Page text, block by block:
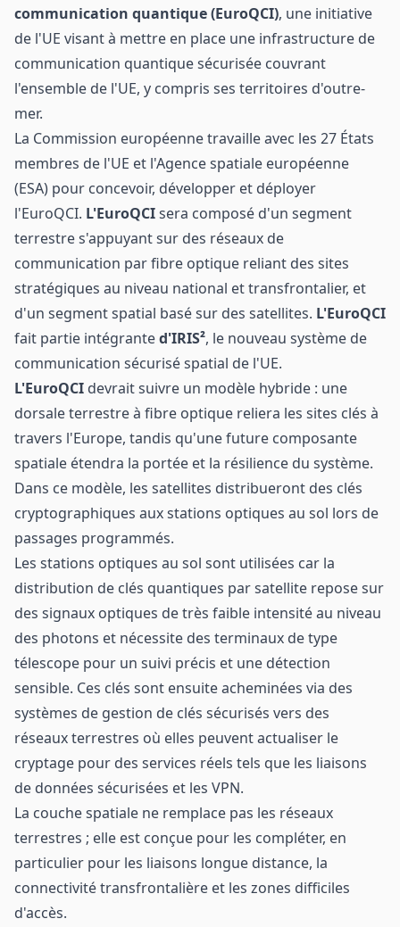
communication quantique (EuroQCI), une initiative
de l'UE visant à mettre en place une infrastructure de
communication quantique sécurisée couvrant
l'ensemble de l'UE, y compris ses territoires d'outre-
mer.
La Commission européenne travaille avec les 27 États
membres de l'UE et l'Agence spatiale européenne
(ESA) pour concevoir, développer et déployer
l'EuroQCI. L'EuroQCIsera composé d'un segment
terrestre s'appuyant sur des réseaux de
communication par fibre optique reliant des sites
stratégiques au niveau national et transfrontalier, et
d'un segment spatial basé sur des satellites. L'EuroQCI
fait partie intégranted'IRIS², le nouveau système de
communication sécurisé spatial de l'UE.
L'EuroQCI devrait suivre un modèle hybride : une
dorsale terrestre à fibre optique reliera les sites clés à
travers l'Europe, tandis qu'une future composante
spatiale étendra la portée et la résilience du système.
Dans ce modèle, les satellites distribueront des clés
cryptographiques aux stations optiques au sol lors de
passages programmés.
Les stations optiques au sol sont utilisées car la
distribution de clés quantiques par satellite repose sur
des signaux optiques de très faible intensité au niveau
des photons et nécessite des terminaux de type
télescope pour un suivi précis et une détection
sensible. Ces clés sont ensuite acheminées via des
systèmes de gestion de clés sécurisés vers des
réseaux terrestres où elles peuvent actualiser le
cryptage pour des services réels tels que les liaisons
de données sécurisées et les VPN.
La couche spatiale ne remplace pas les réseaux
terrestres ; elle est conçue pour les compléter, en
particulier pour les liaisons longue distance, la
connectivité transfrontalière et les zones difficiles
d'accès.